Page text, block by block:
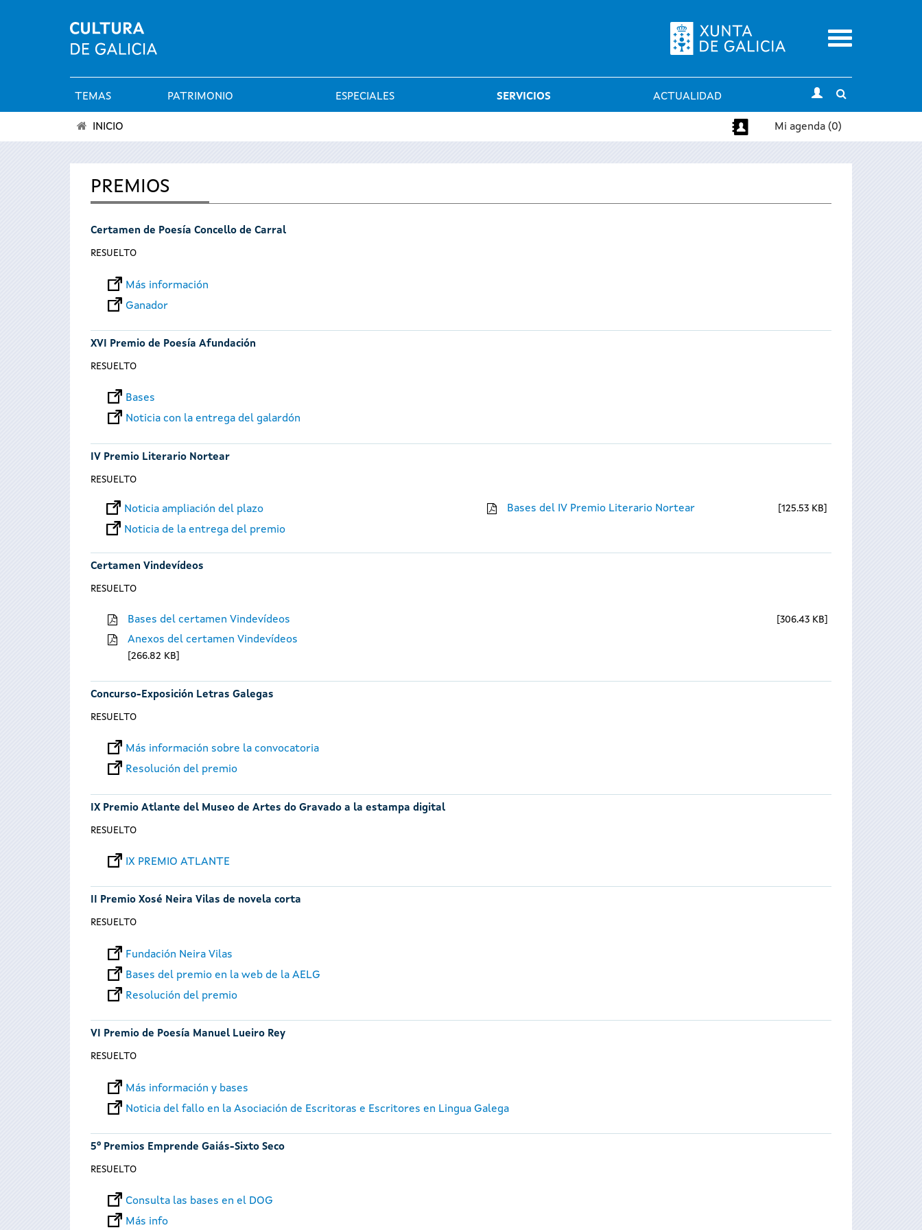
Menu
Menú
principal
TEMAS PATRIMONIO ESPECIALES SERVICIOS ACTUALIDAD
search
encuentra
aquí
INICIO Mi agenda (0)
PREMIOS
Certamen de Poesía Concello de Carral
RESUELTO
Más información
Ganador
XVI Premio de Poesía Afundación
RESUELTO
Bases
Noticia con la entrega del galardón
IV Premio Literario Nortear
RESUELTO
Noticia ampliación del plazo
Noticia de la entrega del premio
Bases del IV Premio Literario Nortear 125.53 KB
Certamen Vindevídeos
RESUELTO
Bases del certamen Vindevídeos 306.43 KB
Anexos del certamen Vindevídeos
266.82 KB
Concurso-Exposición Letras Galegas
RESUELTO
Más información sobre la convocatoria
Resolución del premio
IX Premio Atlante del Museo de Artes do Gravado a la estampa digital
RESUELTO
IX PREMIO ATLANTE
II Premio Xosé Neira Vilas de novela corta
RESUELTO
Fundación Neira Vilas
Bases del premio en la web de la AELG
Resolución del premio
VI Premio de Poesía Manuel Lueiro Rey
RESUELTO
Más información y bases
Noticia del fallo en la Asociación de Escritoras e Escritores en Lingua Galega
5º Premios Emprende Gaiás-Sixto Seco
RESUELTO
Consulta las bases en el DOG
Más info